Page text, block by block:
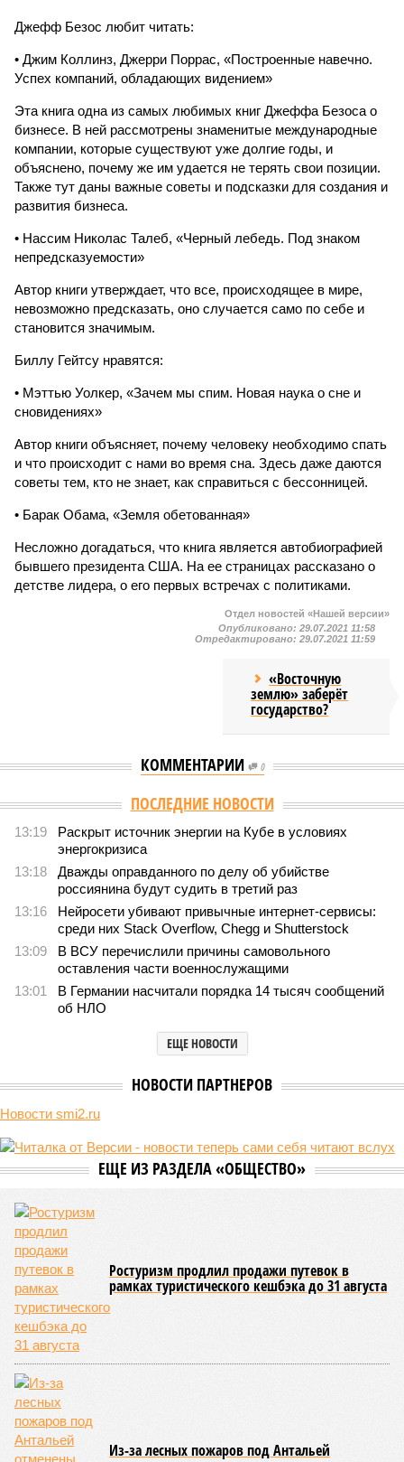
Джефф Безос любит читать:
• Джим Коллинз, Джерри Поррас, «Построенные навечно.
Успех компаний, обладающих видением»
Эта книга одна из самых любимых книг Джеффа Безоса о
бизнесе. В ней рассмотрены знаменитые международные
компании, которые существуют уже долгие годы, и
объяснено, почему же им удается не терять свои позиции.
Также тут даны важные советы и подсказки для создания и
развития бизнеса.
• Нассим Николас Талеб, «Черный лебедь. Под знаком
непредсказуемости»
Автор книги утверждает, что все, происходящее в мире,
невозможно предсказать, оно случается само по себе и
становится значимым.
Биллу Гейтсу нравятся:
• Мэттью Уолкер, «Зачем мы спим. Новая наука о сне и
сновидениях»
Автор книги объясняет, почему человеку необходимо спать
и что происходит с нами во время сна. Здесь даже даются
советы тем, кто не знает, как справиться с бессонницей.
• Барак Обама, «Земля обетованная»
Несложно догадаться, что книга является автобиографией
бывшего президента США. На ее страницах рассказано о
детстве лидера, о его первых встречах с политиками.
Отдел новостей «Нашей версии»
Опубликовано: 29.07.2021 11:58
Отредактировано: 29.07.2021 11:59
«Восточную
землю» заберёт
государство?
КОММЕНТАРИИ 0
ПОСЛЕДНИЕ НОВОСТИ
13:19
Раскрыт источник энергии на Кубе в условиях
энергокризиса
13:18
Дважды оправданного по делу об убийстве
россиянина будут судить в третий раз
13:16
Нейросети убивают привычные интернет-сервисы:
среди них Stack Overflow, Chegg и Shutterstock
13:09
В ВСУ перечислили причины самовольного
оставления части военнослужащими
13:01
В Германии насчитали порядка 14 тысяч сообщений
об НЛО
ЕЩЕ НОВОСТИ
НОВОСТИ ПАРТНЕРОВ
Новости smi2.ru
ЕЩЕ ИЗ РАЗДЕЛА «ОБЩЕСТВО»
Ростуризм продлил продажи путевок в
рамках туристического кешбэка до 31 августа
Из-за лесных пожаров под Антальей